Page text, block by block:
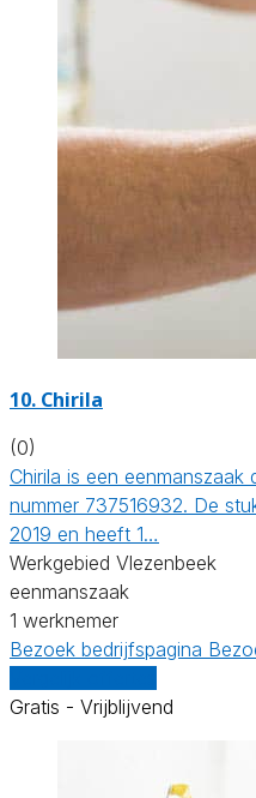
10. Chirila
(0)
Chirila is een
nummer 737516932. De
2019 en heeft 1…
Werkgebied Vlezenbeek
eenmanszaak
1 werknemer
Bezoek bedrijfspagina
Gratis - Vrijblijvend